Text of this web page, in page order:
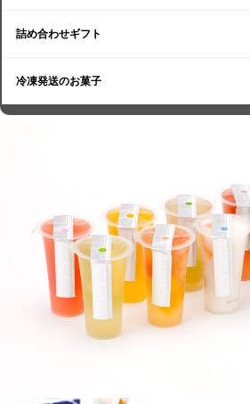
詰め合わせギフト
冷凍発送のお菓子